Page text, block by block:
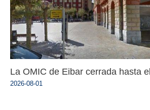
La OMIC de Eibar cerrada hasta
2026-08-01